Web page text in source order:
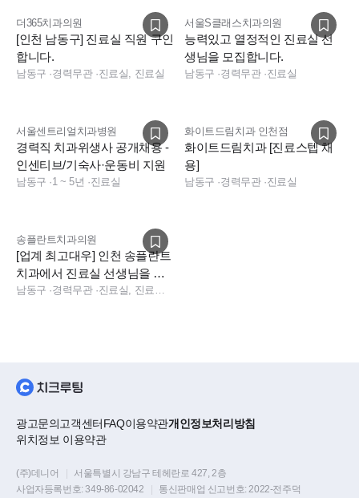
더365치과의원
[인천 남동구] 진료실 직원 구인
합니다.
남동구 ·경력무관·진료실, 진료실
서울S클래스치과의원
능력있고 열정적인 진료실 선
생님을 모집합니다.
남동구 ·경력무관·진료실
서울센트리얼치과병원
경력직 치과위생사 공개채용 -
인센티브/기숙사·운동비 지원
남동구 ·1 ~ 5년 ·진료실
화이트드림치과 인천점
화이트드림치과 [진료스텝 채
용]
남동구 ·경력무관·진료실
송플란트치과의원
[업계 최고대우] 인천 송플란트
치과에서 진료실 선생님을 모
집합니다!
남동구 ·경력무관· 진료실, 진료팀장, 진료실
광고문의고객센터FAQ이용약관개인정보처리방침
위치정보 이용약관
(주)데니어
서울특별시 강남구 테헤란로 427, 2층
사업자등록번호:349-86-02042 통신판매업 신고번호:2022-전주덕